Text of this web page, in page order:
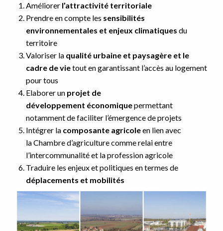
Améliorer l’attractivité territoriale
Prendre en compte les sensibilités
environnementales et enjeux climatiques du
territoire
Valoriser la qualité urbaine et paysagère et le
cadre de vietout en garantissant l’accès au logement
pour tous
Elaborer un projet de
développement économiquepermettant
notamment de faciliter l’émergence de projets
Intégrer la composante agricoleen lien avec
la Chambre d’agriculture comme relai entre
l’intercommunalité et la profession agricole
Traduire les enjeux et politiques en termes de
déplacements et mobilités